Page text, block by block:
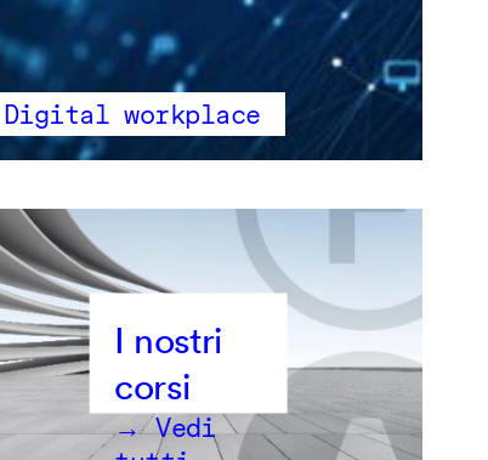
Digital workplace
→ Vedi